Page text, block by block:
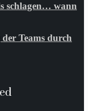
schlagen… wann
Teams durch